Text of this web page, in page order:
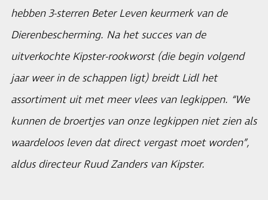
hebben 3-sterren Beter Leven keurmerk van de
Dierenbescherming. Na het succes van de
uitverkochte Kipster-rookworst (die begin volgend
jaar weer in de schappen ligt) breidt Lidl het
assortiment uit met meer vlees van legkippen. “We
kunnen de broertjes van onze legkippen niet zien als
waardeloos leven dat direct vergast moet worden”,
aldus directeur Ruud Zanders van Kipster.